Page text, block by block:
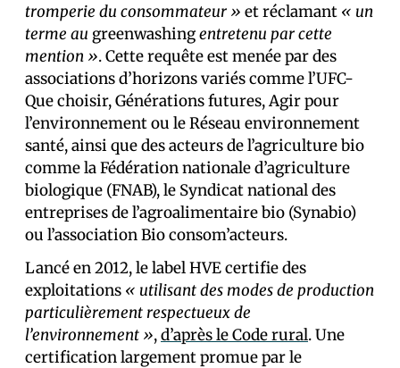
tromperie du consommateur » et réclamant « un
terme au greenwashingentretenu par cette
mention ». Cette requête est menée par des
associations d’horizons variés comme l’UFC-
Que choisir, Générations futures, Agir pour
l’environnement ou le Réseau environnement
santé, ainsi que des acteurs de l’agriculture bio
comme la Fédération nationale d’agriculture
biologique (FNAB), le Syndicat national des
entreprises de l’agroalimentaire bio (Synabio)
ou l’association Bio consom’acteurs.
Lancé en 2012, le label HVE certifie des
exploitations « utilisant des modes de production
particulièrement respectueux de
l’environnement »,d’après le Code rural. Une
certification largement promue par le